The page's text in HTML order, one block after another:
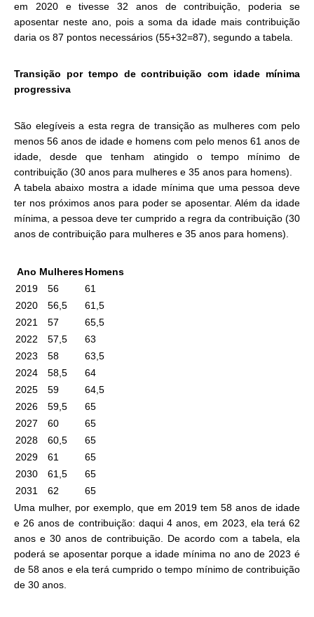
em 2020 e tivesse 32 anos de contribuição, poderia se
aposentar neste ano, pois a soma da idade mais contribuição
daria os 87 pontos necessários (55+32=87), segundo a tabela.
Transição por tempo de contribuição com idade mínima
progressiva
São elegíveis a esta regra de transição as mulheres com pelo
menos 56 anos de idade e homens com pelo menos 61 anos de
idade, desde que tenham atingido o tempo mínimo de
contribuição (30 anos para mulheres e 35 anos para homens).
A tabela abaixo mostra a idade mínima que uma pessoa deve
ter nos próximos anos para poder se aposentar. Além da idade
mínima, a pessoa deve ter cumprido a regra da contribuição (30
anos de contribuição para mulheres e 35 anos para homens).
Ano MulheresHomens
2019
56
61
2020
56,5
61,5
2021
57
65,5
2022
57,5
63
2023
58
63,5
2024
58,5
64
2025
59
64,5
2026
59,5
65
2027
60
65
2028
60,5
65
2029
61
65
2030
61,5
65
2031
62
65
Uma mulher, por exemplo, que em 2019 tem 58 anos de idade
e 26 anos de contribuição: daqui 4 anos, em 2023, ela terá 62
anos e 30 anos de contribuição. De acordo com a tabela, ela
poderá se aposentar porque a idade mínima no ano de 2023 é
de 58 anos e ela terá cumprido o tempo mínimo de contribuição
de 30 anos.